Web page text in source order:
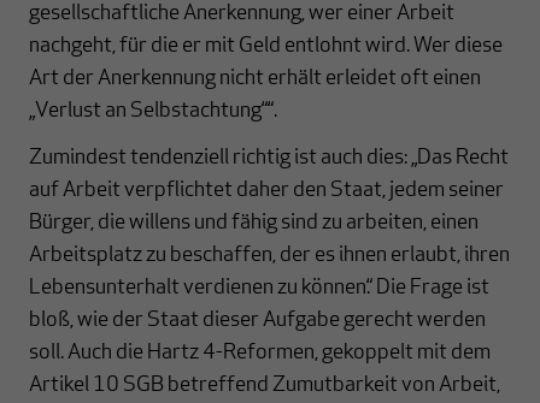
gesellschaftliche Anerkennung, wer einer Arbeit
nachgeht, für die er mit Geld entlohnt wird. Wer diese
Art der Anerkennung nicht erhält erleidet oft einen
„Verlust an Selbstachtung““.
Zumindest tendenziell richtig ist auch dies: „Das Recht
auf Arbeit verpflichtet daher den Staat, jedem seiner
Bürger, die willens und fähig sind zu arbeiten, einen
Arbeitsplatz zu beschaffen, der es ihnen erlaubt, ihren
Lebensunterhalt verdienen zu können.“ Die Frage ist
bloß, wie der Staat dieser Aufgabe gerecht werden
soll. Auch die Hartz 4-Reformen, gekoppelt mit dem
Artikel 10 SGB betreffend Zumutbarkeit von Arbeit,